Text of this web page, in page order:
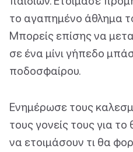
το αγαπημένο άθλημα
Μπορείς επίσης να
σε ένα μίνι γήπεδο
ποδοσφαίρου.
Ενημέρωσε τους
τους γονείς τους για
να ετοιμάσουν τι θα